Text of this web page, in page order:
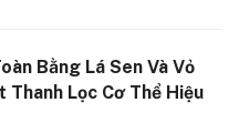
Bằng Lá Sen Và Vỏ
Thanh Lọc Cơ Thể Hiệu